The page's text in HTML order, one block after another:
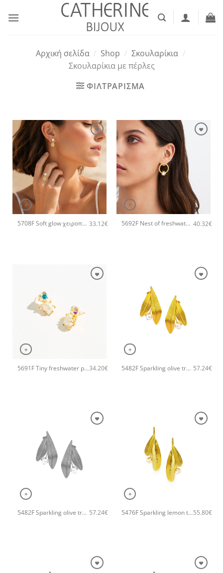
στο
Αρχική σελίδα / Shop / Σκουλαρίκια /
Σκουλαρίκια με πέρλες
ΦΙΛΤΡΑΡΙΣΜΑ
+
5708F Soft glow χειροποίητα σκουλαρίκια Catherine bijoux Χρυσό 33.12€
+
5692F Nest of freshwater pearl χειροποίητα σκουλαρίκια Catherine bijoux Χρυσό 40.32€
+
5691F Tiny freshwater pearl χειροποίητα σκουλαρίκια Catherine bijoux Χρυσό34.20€
+
5482F Sparkling olive tree χειροποίητα σκουλαρίκια Catherirne bijoux Χρυσό 57.24€
+
5482F Sparkling olive tree χειροποίητα σκουλαρίκια Catherirne bijoux Ασημί 57.24€
+
5476F Sparkling lemon tree χειροποίητα σκουλαρίκια Catherine bijoux Χρυσό55.80€